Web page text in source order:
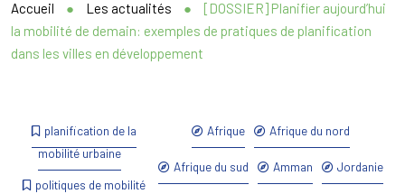
Accueil ● Les actualités ●
[DOSSIER] Planifier aujourd’hui
la mobilité de demain: exemples de pratiques de planification
dans les villes en développement
planification de la
mobilité urbaine
politiques de mobilité
Afrique Afrique du nord
Afrique du sud Amman Jordanie